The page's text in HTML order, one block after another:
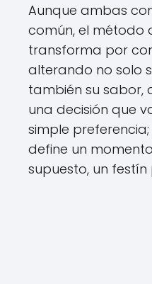
Aunque ambas
común, el método
transforma por
alterando no solo
también su sabor,
una decisión que
simple
define un
supuesto, un